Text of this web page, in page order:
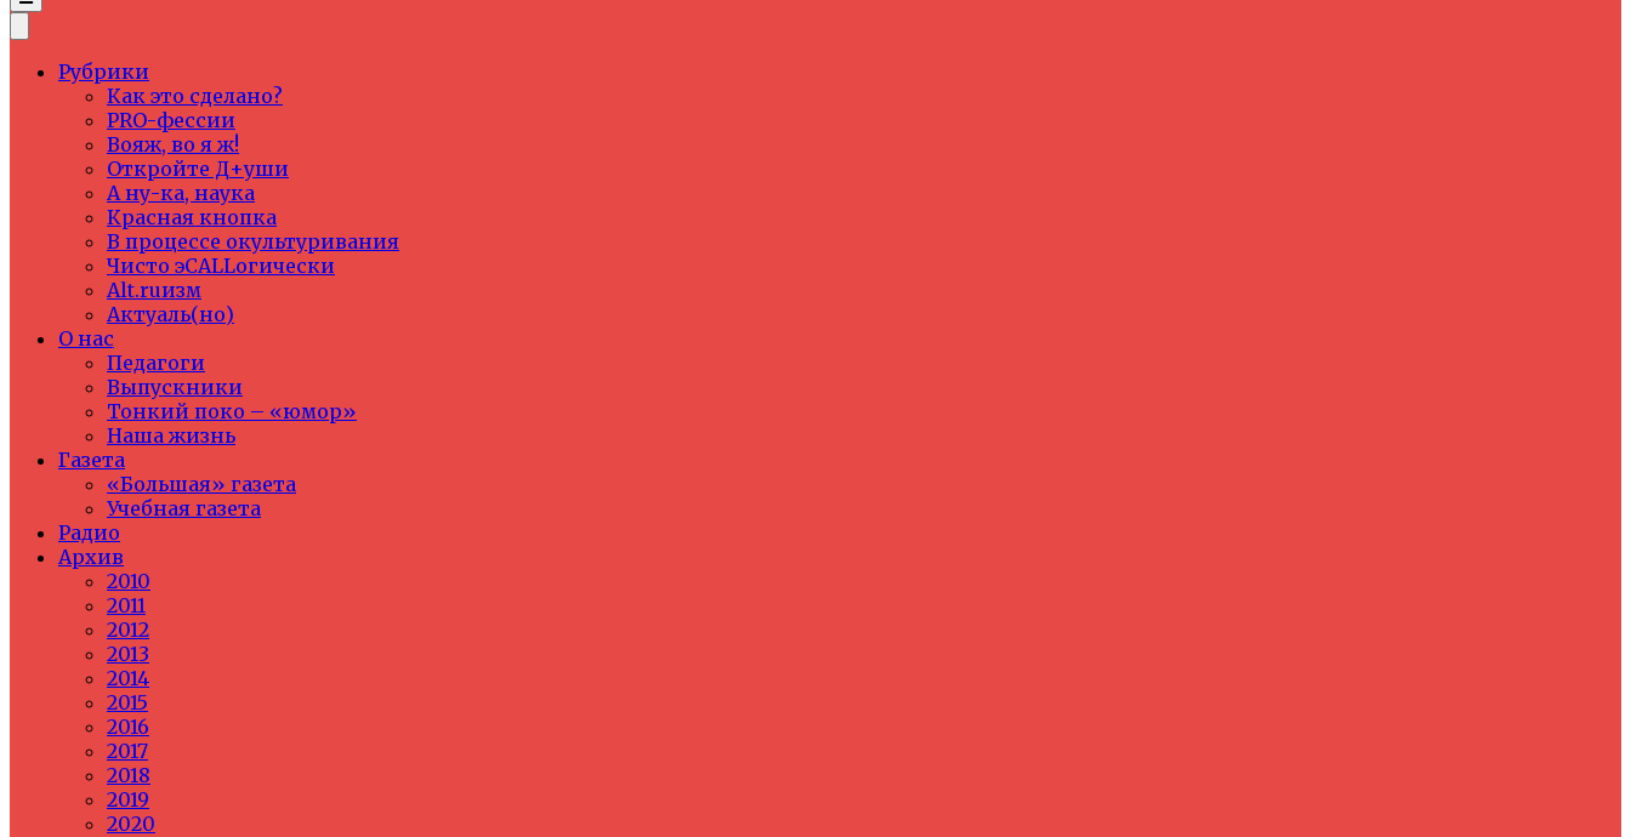
Рубрики
Как это сделано?
PRO-фессии
Вояж, во я ж!
Откройте Д+уши
А ну-ка, наука
Красная кнопка
В процессе окультуривания
Чисто эCALLогически
Alt.ruизм
Актуаль(но)
О нас
Педагоги
Выпускники
Тонкий поко – «юмор»
Наша жизнь
Газета
«Большая» газета
Учебная газета
Радио
Архив
2010
2011
2012
2013
2014
2015
2016
2017
2018
2019
2020